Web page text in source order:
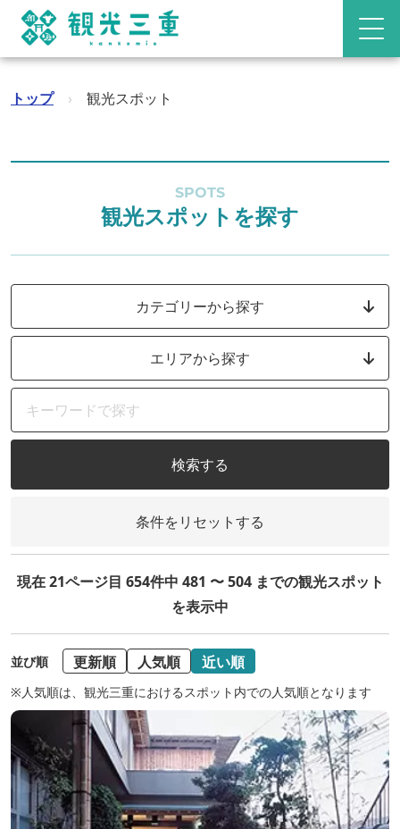
トップ › 観光スポット
SPOTS
観光スポットを探す
カテゴリーから探す
エリアから探す
検索する
条件をリセットする
現在 21ページ目 654件中 481 〜 504 までの観光スポット
を表示中
並び順 更新順 人気順 近い順
※人気順は、観光三重におけるスポット内での人気順となります